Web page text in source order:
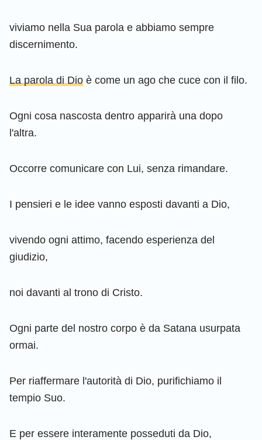
viviamo nella Sua parola e abbiamo sempre
discernimento.
La parola di Dio è come un ago che cuce con il filo.
Ogni cosa nascosta dentro apparirà una dopo
l'altra.
Occorre comunicare con Lui, senza rimandare.
I pensieri e le idee vanno esposti davanti a Dio,
vivendo ogni attimo, facendo esperienza del
giudizio,
noi davanti al trono di Cristo.
Ogni parte del nostro corpo è da Satana usurpata
ormai.
Per riaffermare l'autorità di Dio, purifichiamo il
tempio Suo.
E per essere interamente posseduti da Dio,